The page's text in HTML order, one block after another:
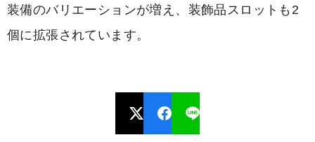
装備のバリエーションが増え、装飾品スロットも2
個に拡張されています。